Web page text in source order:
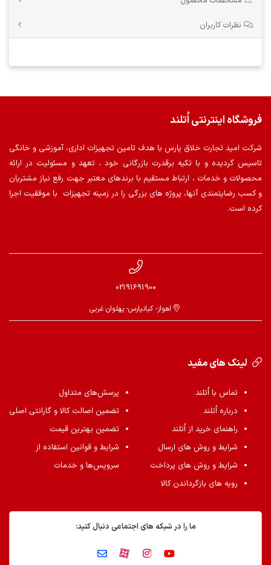
نظرات کاربران
فروشگاه اینترنتی اُتلند
شرکت امید تجارت خلاق پارس با هدف تامین تجهیزات اداری، آموزشی و خانگی
تاسیس گردیده و با تکیه برقدرت بازرگانی خود ، تعهد و مسئولیت در ارائه
محصولات و خدمات ، ارتباط مستقیم با برندهای معتبر جهت رفع نیاز مشتریان
و کسب رضایتمندی آنها، پروژه های بزرگی را در زمینه تجهیزات با موفقیت اجرا
کرده است.
02191691900
اهواز- کیانپارس- پهلوان غربی
لینک های مفید
تماس با اُتلند
درباره اُتلند
راهنمای خرید از اُتلند
شرایط و روش های ارسال
شرایط و روش های پرداخت
رویه های بازگرداندن کالا
پرسش‌های متداول
تضمین اصالت کالا و گارانتی اصلی
تضمین بهترین قیمت
شرایط و قوانین استفاده از
سرویس‌ها و خدمات
ما را در شبکه های اجتماعی دنبال کنید: